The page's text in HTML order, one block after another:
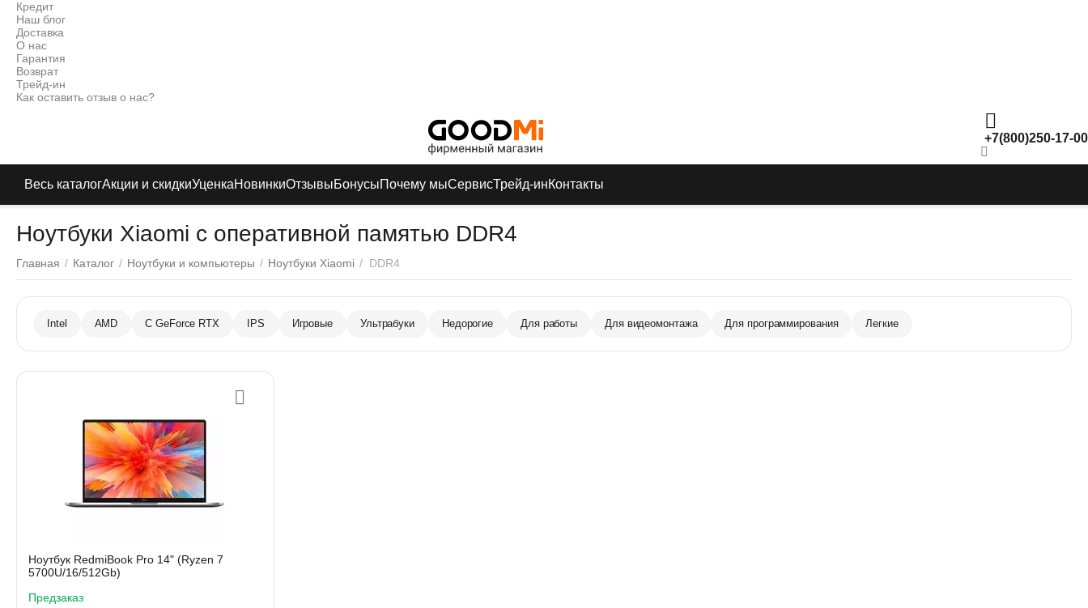
Кредит
Наш блог
Доставка
О нас
Гарантия
Возврат
Трейд-ин
Как оставить отзыв о нас?
+7(800)250-17-00
Весь каталогАкции и скидкиУценкаНовинкиОтзывыБонусыПочему мыСервисТрейд-инКонтакты
Ноутбуки Xiaomi с оперативной памятью DDR4
Главная / Каталог / Ноутбуки и компьютеры / Ноутбуки Xiaomi / DDR4
Intel AMD С GeForce RTX IPS Игровые Ультрабуки Недорогие Для работы Для видеомонтажа Для программирования Легкие
Ноутбук RedmiBook Pro 14" (Ryzen 7
5700U/16/512Gb)
Предзаказ